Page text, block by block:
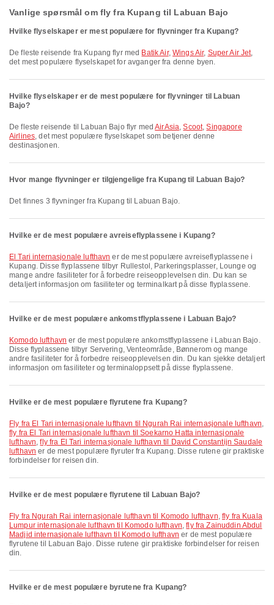
Vanlige spørsmål om fly fra Kupang til Labuan Bajo
Hvilke flyselskaper er mest populære for flyvninger fra Kupang?
De fleste reisende fra Kupang flyr med Batik Air,Wings Air, Super Air Jet,
det mest populære flyselskapet for avganger fra denne byen.
Hvilke flyselskaper er de mest populære for flyvninger til Labuan
Bajo?
De fleste reisende til Labuan Bajo flyr medAirAsia,Scoot,Singapore
Airlines, det mest populære flyselskapet som betjener denne
destinasjonen.
Hvor mange flyvninger er tilgjengelige fra Kupang til Labuan Bajo?
Det finnes 3 flyvninger fra Kupang til Labuan Bajo.
Hvilke er de mest populære avreiseflyplassene i Kupang?
El Tari internasjonale lufthavn er de mest populære avreiseflyplassene i
Kupang. Disse flyplassene tilbyr Rullestol, Parkeringsplasser, Lounge og
mange andre fasiliteter for å forbedre reiseopplevelsen din. Du kan se
detaljert informasjon om fasiliteter og terminalkart på disse flyplassene.
Hvilke er de mest populære ankomstflyplassene i Labuan Bajo?
Komodo lufthavn er de mest populære ankomstflyplassene i Labuan Bajo.
Disse flyplassene tilbyr Servering, Venteområde, Bønnerom og mange
andre fasiliteter for å forbedre reiseopplevelsen din. Du kan sjekke detaljert
informasjon om fasiliteter og terminaloppsett på disse flyplassene.
Hvilke er de mest populære flyrutene fra Kupang?
fly fra El Tari internasjonale lufthavn til Ngurah Rai internasjonale lufthavn,
fly fra El Tari internasjonale lufthavn til Soekarno Hatta internasjonale
lufthavn,fly fra El Tari internasjonale lufthavn til David Constantijn Saudale
lufthavn er de mest populære flyruter fra Kupang. Disse rutene gir praktiske
forbindelser for reisen din.
Hvilke er de mest populære flyrutene til Labuan Bajo?
fly fra Ngurah Rai internasjonale lufthavn til Komodo lufthavn, fly fra Kuala
Lumpur internasjonale lufthavn til Komodo lufthavn,fly fra Zainuddin Abdul
Madjid internasjonale lufthavn til Komodo lufthavn er de mest populære
flyrutene til Labuan Bajo. Disse rutene gir praktiske forbindelser for reisen
din.
Hvilke er de mest populære byrutene fra Kupang?